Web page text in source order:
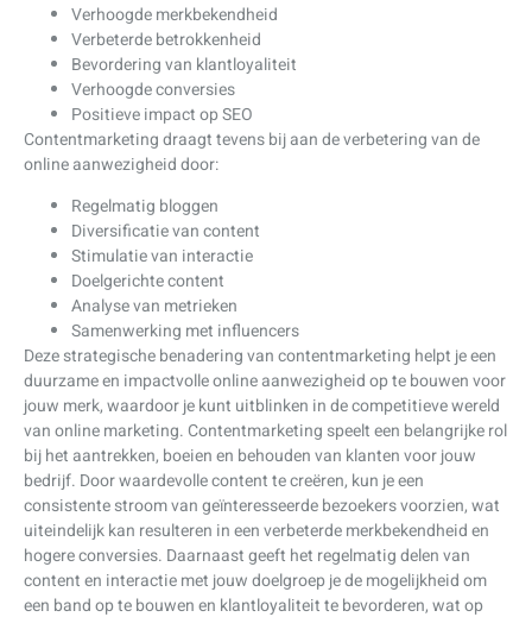
Verhoogde merkbekendheid
Verbeterde betrokkenheid
Bevordering van klantloyaliteit
Verhoogde conversies
Positieve impact op SEO
Contentmarketing draagt tevens bij aan de verbetering van de
online aanwezigheid door:
Regelmatig bloggen
Diversificatie van content
Stimulatie van interactie
Doelgerichte content
Analyse van metrieken
Samenwerking met influencers
Deze strategische benadering van contentmarketing helpt je een
duurzame en impactvolle online aanwezigheid op te bouwen voor
jouw merk, waardoor je kunt uitblinken in de competitieve wereld
van online marketing. Contentmarketing speelt een belangrijke rol
bij het aantrekken, boeien en behouden van klanten voor jouw
bedrijf. Door waardevolle content te creëren, kun je een
consistente stroom van geïnteresseerde bezoekers voorzien, wat
uiteindelijk kan resulteren in een verbeterde merkbekendheid en
hogere conversies. Daarnaast geeft het regelmatig delen van
content en interactie met jouw doelgroep je de mogelijkheid om
een band op te bouwen en klantloyaliteit te bevorderen, wat op